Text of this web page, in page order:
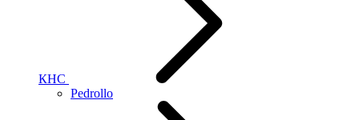
КНС
Pedrollo